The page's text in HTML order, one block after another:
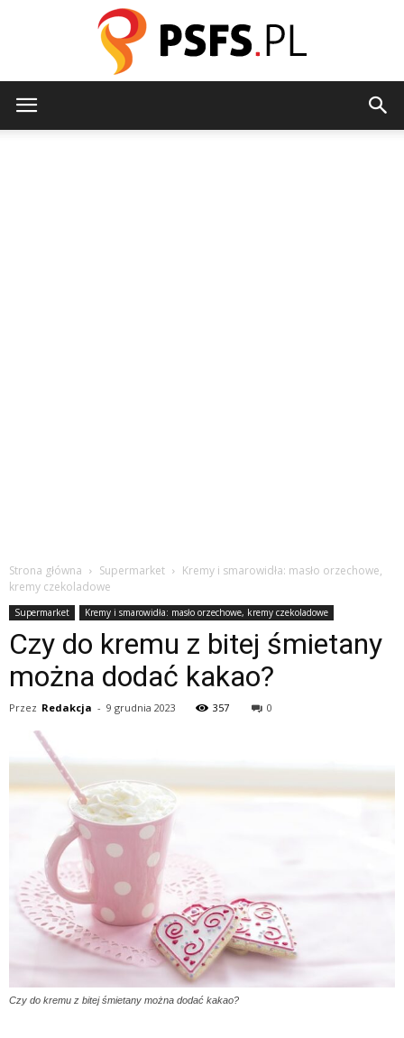
Strona główna Supermarket
Kremy i smarowidła: masło orzechowe,
kremy czekoladowe
Supermarket Kremy i smarowidła: masło orzechowe, kremy czekoladowe
Czy do kremu z bitej śmietany
można dodać kakao?
Przez Redakcja - 9 grudnia 2023 357 0
Czy do kremu z bitej śmietany można dodać kakao?